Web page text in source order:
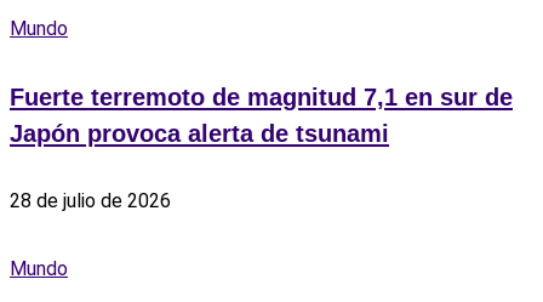
Mundo
Fuerte terremoto de magnitud 7,1 en sur de
Japón provoca alerta de tsunami
28 de julio de 2026
Mundo